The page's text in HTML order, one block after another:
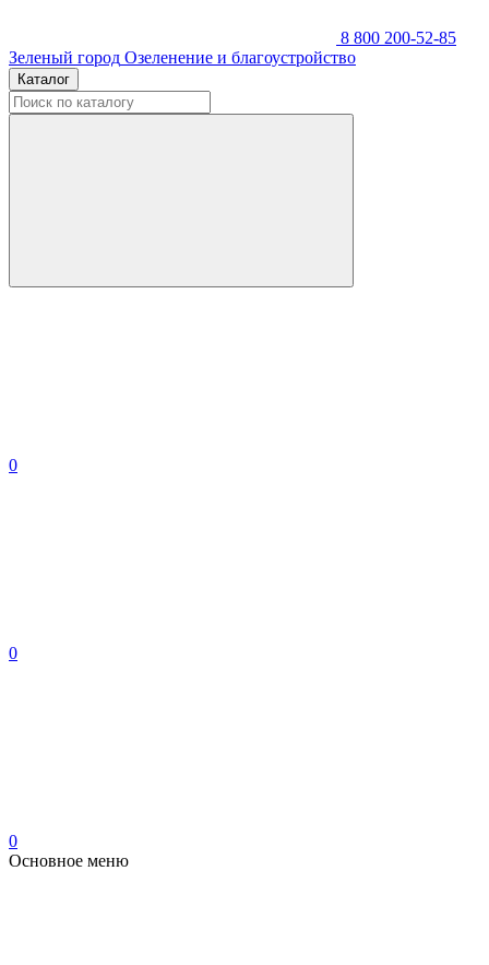
8 800 200-52-85
Зеленый город Озеленение и благоустройство
Каталог
0
0
0
Основное меню